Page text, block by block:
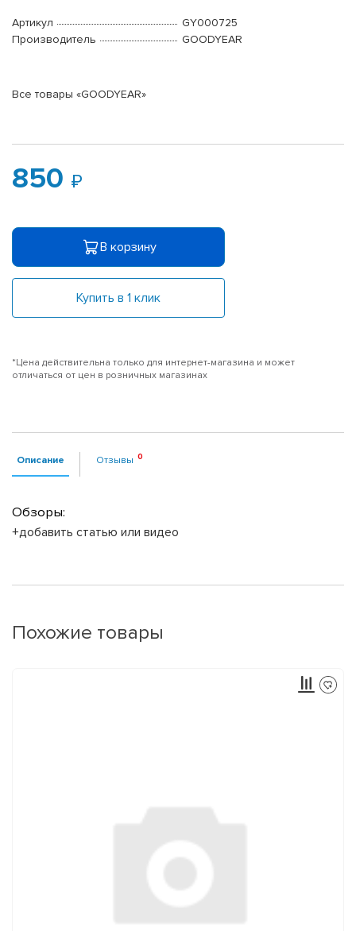
Артикул
GY000725
Производитель
GOODYEAR
Все товары «GOODYEAR»
850
В корзину
Купить в 1 клик
*Цена действительна только для интернет-магазина и может
отличаться от цен в розничных магазинах
Описание Отзывы
Обзоры:
+добавить статью или видео
Похожие товары